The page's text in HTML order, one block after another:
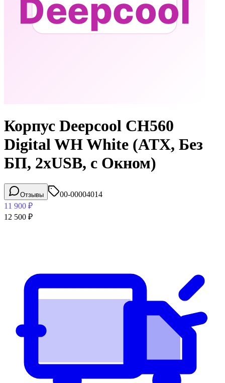
Корпус Deepcool CH560
Digital WH White (ATX, Без
БП, 2хUSB, с Окном)
Отзывы
00-00004014
11 900 ₽
12 500 ₽